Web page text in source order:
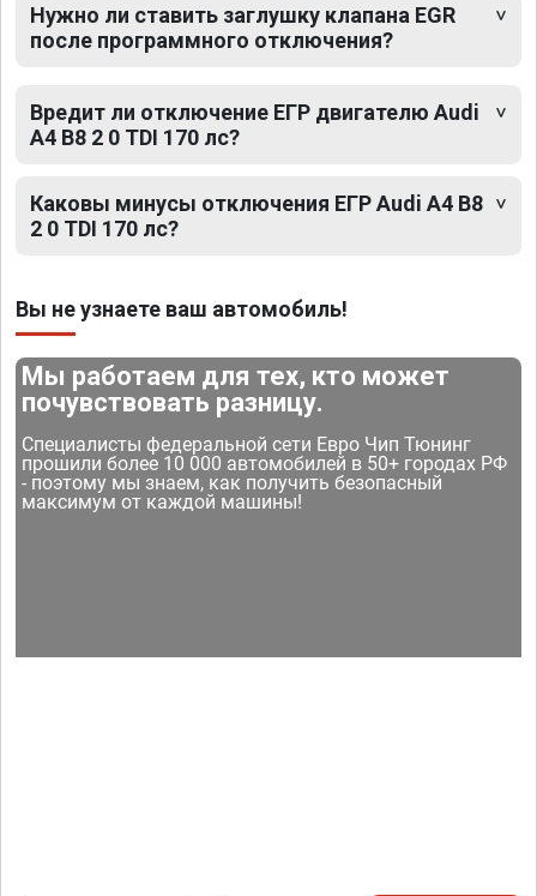
Нужно ли ставить заглушку клапана EGR
после программного отключения?
Вредит ли отключение ЕГР двигателю Audi
A4 B8 2 0 TDI 170 лс?
Каковы минусы отключения ЕГР Audi A4 B8
2 0 TDI 170 лс?
Вы не узнаете ваш автомобиль!
Мы работаем для тех, кто может
почувствовать разницу.
Специалисты федеральной сети Евро Чип Тюнинг
прошили более 10 000 автомобилей в 50+ городах РФ
- поэтому мы знаем, как получить безопасный
максимум от каждой машины!